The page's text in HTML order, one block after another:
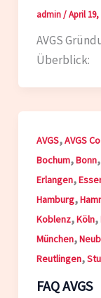
admin/April 19,
AVGS
Überblick:
AVGS,AVGS
Bochum,Bonn,
Erlangen,
Hamburg,
Koblenz,Köln,
München,
Reutlingen,
FAQ AVGS